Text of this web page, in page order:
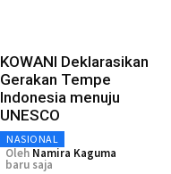
KOWANI Deklarasikan
Gerakan Tempe
Indonesia menuju
UNESCO
NASIONAL
Oleh Namira Kaguma
baru saja